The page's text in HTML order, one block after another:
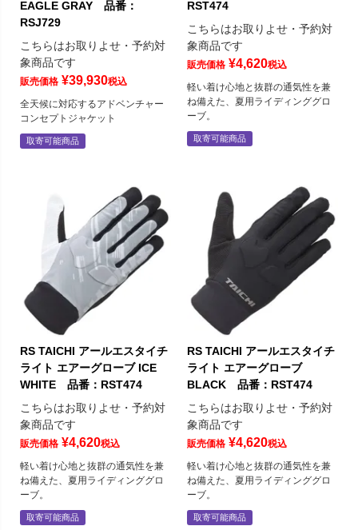
EAGLE GRAY 品番：
RSJ729
こちらはお取りよせ・予約対
象商品です
販売価格 ¥39,930税込
全天候に対応するアドベンチャー
コンセプトジャケット
取寄可能商品
RST474
こちらはお取りよせ・予約対
象商品です
販売価格 ¥4,620税込
軽い着け心地と抜群の通気性を兼
ね備えた、夏用ライディンググロ
ーブ。
取寄可能商品
RS TAICHI アールエスタイチ
ライト エアーグローブ ICE
WHITE 品番：RST474
こちらはお取りよせ・予約対
象商品です
販売価格 ¥4,620税込
軽い着け心地と抜群の通気性を兼
ね備えた、夏用ライディンググロ
ーブ。
取寄可能商品
RS TAICHI アールエスタイチ
ライト エアーグローブ
BLACK 品番：RST474
こちらはお取りよせ・予約対
象商品です
販売価格 ¥4,620税込
軽い着け心地と抜群の通気性を兼
ね備えた、夏用ライディンググロ
ーブ。
取寄可能商品